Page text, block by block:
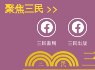
聚焦三民 >>
三民書局 三民出版